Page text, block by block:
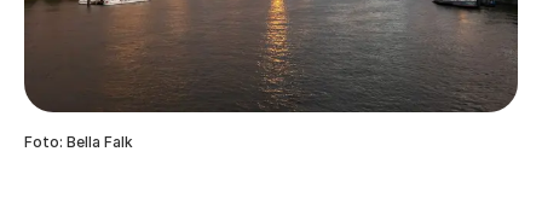
Foto: Bella Falk